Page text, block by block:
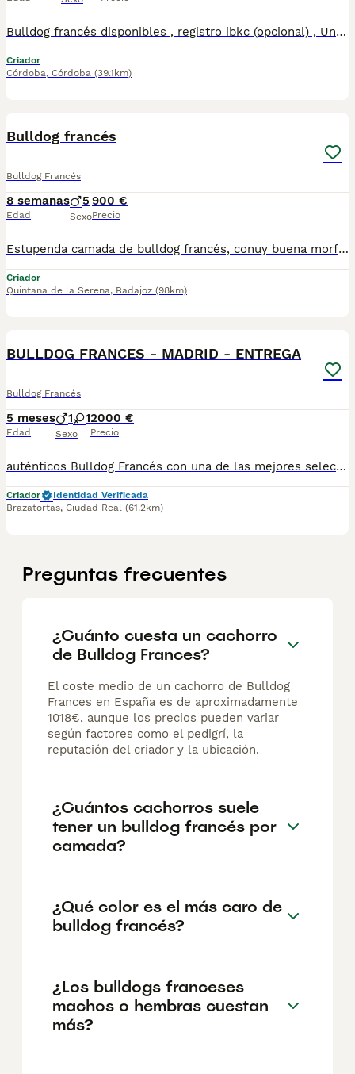
Bulldog francés disponibles , registro ibkc (opcional) , Una de las mejores líneas morfológicas a nivel internacional , exóticos , BIG ROPE , fluffy, trabajamos en la mejora y desarrollo de la raza , tanto estructural como genética , actualmente disponemos machos y hembras , hacemos entregas personalizadas a toda España 610864702. CONDICIONES INMEJORABLES. COMPRUEBALO !! . Gracias
Criador
Córdoba, Córdoba (39.1km)
Bulldog francés
Bulldog Francés
8 semanas
Edad
5
Sexo
900 €
Precio
Estupenda camada de bulldog francés, conuy buena morfología chatos, bajitos y compactos, costa de 5 machitos criados en ambiente familiar de padres sin ningún tipo de problemas de alergia ni de respiración.
Criador
Quintana de la Serena, Badajoz (98km)
BULLDOG FRANCES - MADRID - ENTREGA
Bulldog Francés
5 meses
Edad
1 1
Sexo
2000 €
Precio
auténticos Bulldog Francés con una de las mejores selecciones genéticas de Europa. ✅ Morfologías excepcionales. ✅ Carácter equilibrado y sociable. ✅ Informe de valoración emitido por un juez oficial de la raza. ✅ Revisados veterinariamente, vacunados, desparasitados, con microchip y documentación al día. La experiencia va mucho más allá del cachorro: 🚚 Entrega en la puerta de tu casa en toda España. 💳 Pago 100% contra reembolso (sin adelantar ni un euro). 🎁 Se entrega con transportín, empapadores, kit de bienvenida y todo lo necesario para sus primeros días610864702
Criador
Identidad Verificada
Brazatortas, Ciudad Real (61.2km)
Preguntas frecuentes
¿Cuánto cuesta un cachorro
de Bulldog Frances?
El coste medio de un cachorro de Bulldog
Frances en España es de aproximadamente
1018€, aunque los precios pueden variar
según factores como el pedigrí, la
reputación del criador y la ubicación.
¿Cuántos cachorros suele
tener un bulldog francés por
camada?
¿Qué color es el más caro de
bulldog francés?
¿Los bulldogs franceses
machos o hembras cuestan
más?